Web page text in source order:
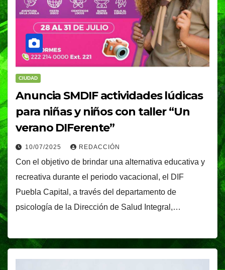
CIUDAD
Anuncia SMDIF actividades lúdicas
para niñas y niños con taller “Un
verano DIFerente”
10/07/2025 REDACCIÓN
Con el objetivo de brindar una alternativa educativa y
recreativa durante el periodo vacacional, el DIF
Puebla Capital, a través del departamento de
psicología de la Dirección de Salud Integral,…